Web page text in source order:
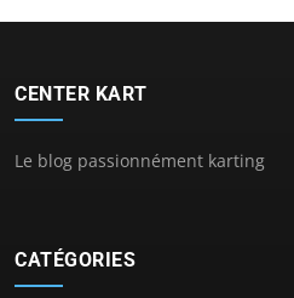
CENTER KART
Le blog passionnément karting
CATÉGORIES